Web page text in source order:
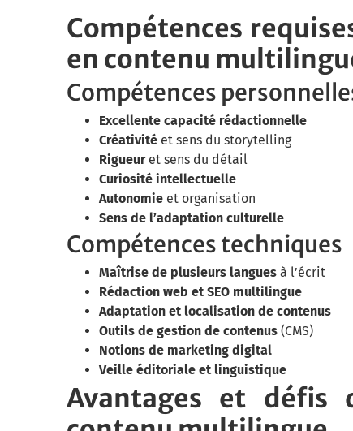
Compétences
en contenu
Compétences
Excellente capacité rédactionnelle
Créativité et sens du storytelling
Rigueuret sens du détail
Curiosité intellectuelle
Autonomie et organisation
Sens de l’adaptation culturelle
Compétences techniques
Maîtrise de plusieurs langues à l’écrit
Rédaction web et SEO multilingue
Adaptation et localisation de contenus
Outils de gestion de contenus (CMS)
Notions de marketing digital
Veille éditoriale et linguistique
Avantages et défis